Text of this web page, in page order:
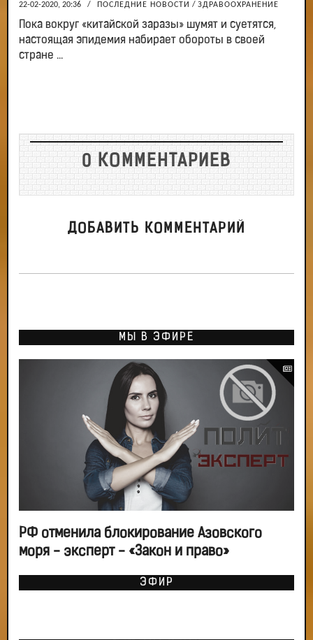
22-02-2020, 20:36 / ПОСЛЕДНИЕ НОВОСТИ / ЗДРАВООХРАНЕНИЕ
Пока вокруг «китайской заразы» шумят и суетятся,
настоящая эпидемия набирает обороты в своей
стране ...
0 КОММЕНТАРИЕВ
ДОБАВИТЬ КОММЕНТАРИЙ
МЫ В ЭФИРЕ
РФ отменила блокирование Азовского
моря - эксперт - «Закон и право»
ЭФИР